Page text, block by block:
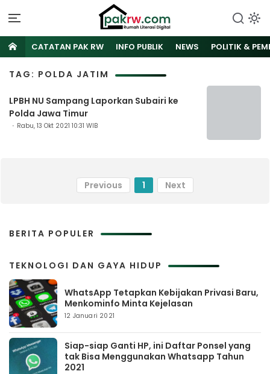
CATATAN PAK RW INFO PUBLIK NEWS POLITIK &
TAG: POLDA JATIM
LPBH NU Sampang Laporkan Subairi ke
Polda Jawa Timur
Rabu, 13 Okt 2021 10:31 WIB
Previous 1 Next
BERITA POPULER
TEKNOLOGI DAN GAYA HIDUP
WhatsApp Tetapkan Kebijakan Privasi Baru,
Menkominfo Minta Kejelasan
12 Januari 2021
Siap-siap Ganti HP, ini Daftar Ponsel yang
tak Bisa Menggunakan Whatsapp Tahun
2021